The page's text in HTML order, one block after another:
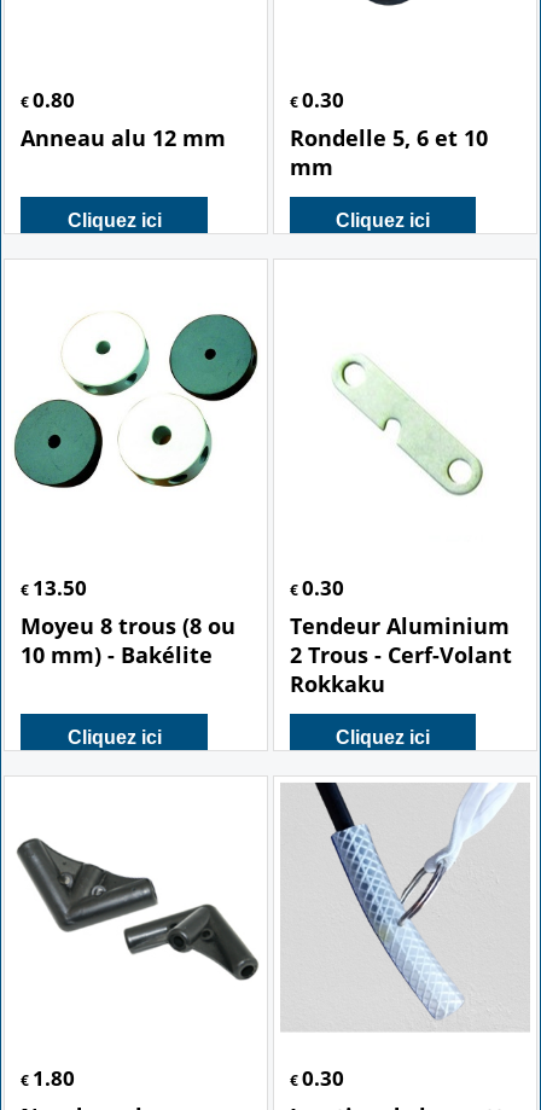
€ 0.80
Anneau alu 12 mm
Cliquez ici
€0.30
Rondelle 5, 6 et 10
mm
Cliquez ici
€ 13.50
Moyeu 8 trous (8 ou
10 mm) - Bakélite
Cliquez ici
€0.30
Tendeur Aluminium
2 Trous - Cerf-Volant
Rokkaku
Cliquez ici
€ 1.80
€0.30